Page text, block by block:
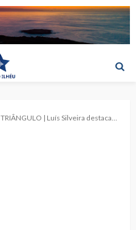
TRIÂNGULO | Luís Silveira destaca a forte presença dos Municípios das ilhas de São Jorge, Pico e Faial na BTL’25 (c/ reportagem)